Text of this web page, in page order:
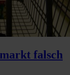
falsch